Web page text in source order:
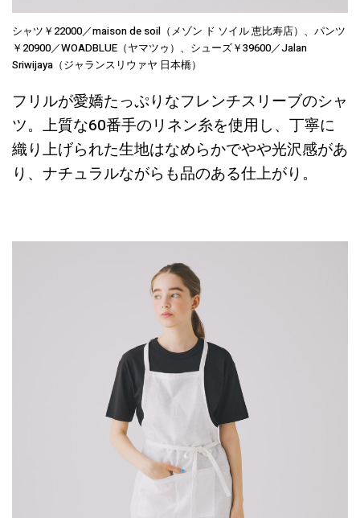
シャツ￥22000／maison de soil（メゾン ド ソイル 恵比寿店）、パンツ
￥20900／WOADBLUE（ヤマツゥ）、シューズ￥39600／Jalan
Sriwijaya（ジャランスリウァヤ 日本橋）
フリルが愛嬌たっぷりなフレンチスリーブのシャ
ツ。上質な60番手のリネン糸を使用し、丁寧に
織り上げられた生地はなめらかでやや光沢感があ
り、ナチュラルながらも品のある仕上がり。